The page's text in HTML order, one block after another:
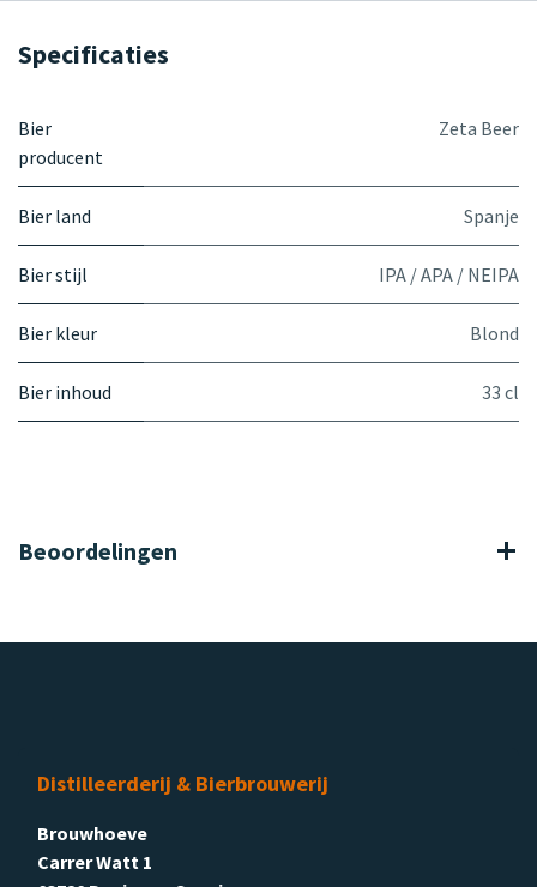
Specificaties
Bier
producent
Zeta Beer
Bier land Spanje
Bier stijl IPA / APA / NEIPA
Bier kleur Blond
Bier inhoud 33 cl
Beoordelingen
Distilleerderij & Bierbrouwerij
Brouwhoeve
Carrer Watt 1